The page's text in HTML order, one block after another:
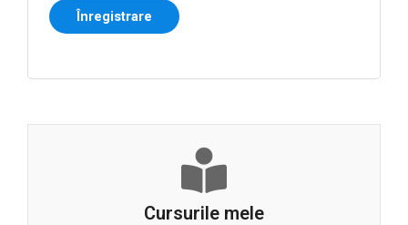
Înregistrare
Cursurile mele